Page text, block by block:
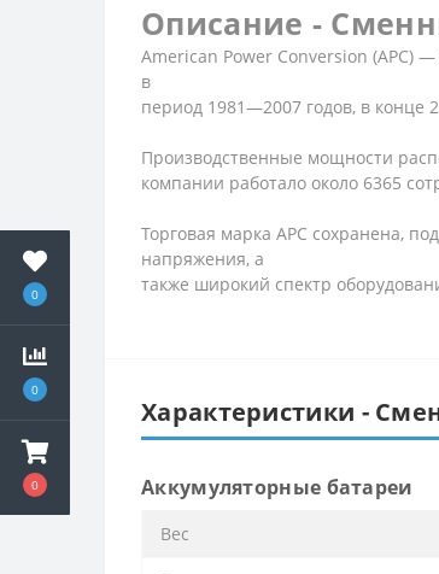
0
0
0
Описание -
American Power Conversion (APC)
в
период 1981—2007 годов, в конце
Производственные мощности
компании работало около 6365
Торговая марка APC сохранена,
напряжения, а
также широкий спектр
Характеристики -
Аккумуляторные батареи
Вес